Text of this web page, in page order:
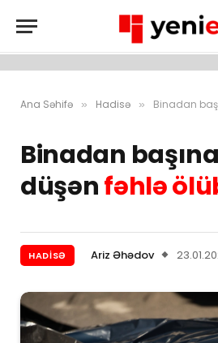
Ana Səhifə » Hadisə » Binadan
Binadan
düşənfəhlə
HADISƏ Ariz Əhədov